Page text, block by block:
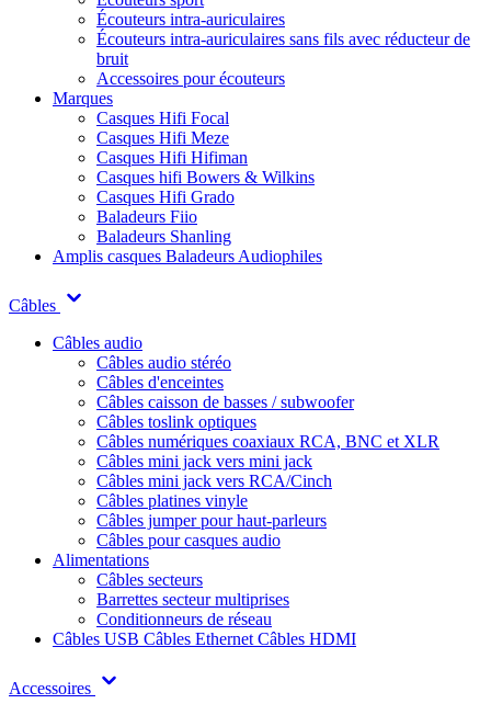
Écouteurs intra-auriculaires
Écouteurs intra-auriculaires sans fils avec réducteur de
bruit
Accessoires pour écouteurs
Marques
Casques Hifi Focal
Casques Hifi Meze
Casques Hifi Hifiman
Casques hifi Bowers & Wilkins
Casques Hifi Grado
Baladeurs Fiio
Baladeurs Shanling
Amplis casques Baladeurs Audiophiles
Câbles
Câbles audio
Câbles audio stéréo
Câbles d'enceintes
Câbles caisson de basses / subwoofer
Câbles toslink optiques
Câbles numériques coaxiaux RCA, BNC et XLR
Câbles mini jack vers mini jack
Câbles mini jack vers RCA/Cinch
Câbles platines vinyle
Câbles jumper pour haut-parleurs
Câbles pour casques audio
Alimentations
Câbles secteurs
Barrettes secteur multiprises
Conditionneurs de réseau
Câbles USB Câbles Ethernet Câbles HDMI
Accessoires